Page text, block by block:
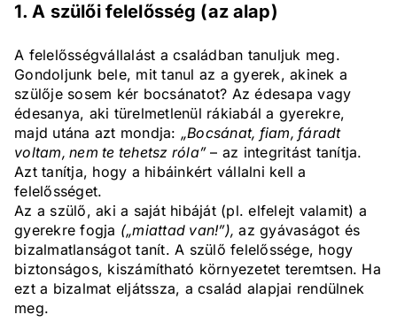
1. A szülői felelősség (az alap)
A felelősségvállalást a családban tanuljuk meg.
Gondoljunk bele, mit tanul az a gyerek, akinek a
szülője sosem kér bocsánatot? Az édesapa vagy
édesanya, aki türelmetlenül rákiabál a gyerekre,
majd utána azt mondja: „Bocsánat, fiam, fáradt
voltam, nem te tehetsz róla”– az integritást tanítja.
Azt tanítja, hogy a hibáinkért vállalni kell a
felelősséget.
Az a szülő, aki a saját hibáját (pl. elfelejt valamit) a
gyerekre fogja („miattad van!”), az gyávaságot és
bizalmatlanságot tanít. A szülő felelőssége, hogy
biztonságos, kiszámítható környezetet teremtsen. Ha
ezt a bizalmat eljátssza, a család alapjai rendülnek
meg.